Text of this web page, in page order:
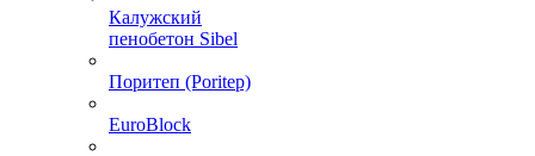
Калужский
пенобетон Sibel
Поритеп (Poritep)
EuroBlock